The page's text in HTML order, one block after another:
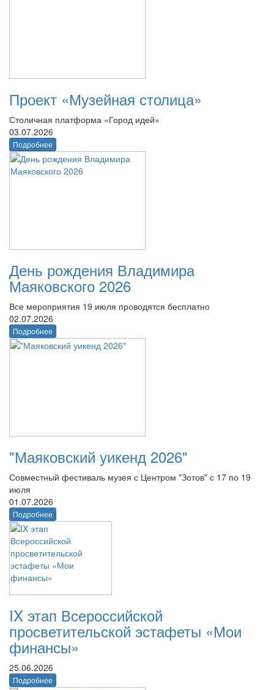
Проект «Музейная столица»
Столичная платформа «Город идей»
03.07.2026
Подробнее
День рождения Владимира
Маяковского 2026
Все мероприятия 19 июля проводятся бесплатно
02.07.2026
Подробнее
"Маяковский уикенд 2026"
Совместный фестиваль музея с Центром "Зотов" с 17 по 19
июля
01.07.2026
Подробнее
IX этап Всероссийской
просветительской эстафеты «Мои
финансы»
25.06.2026
Подробнее